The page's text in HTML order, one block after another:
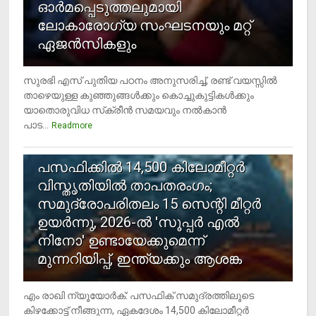
ഓര്‍മപ്പെടുത്തലുമായി
ലോകാരോഗ്യ സംഘടനയും മറ്റ്
ഏജന്‍സികളും
സുരഭി എസ് പുതിയ പഠനം അനുസരിച്ച്, രണ്ട് വയസ്സില്‍
താഴെയുള്ള കുഞ്ഞുങ്ങള്‍ക്കും കൊച്ചുകുട്ടികള്‍ക്കും
യാതൊരുവിധ സ്‌ക്രീന്‍ സമയവും നല്‍കാന്‍
പാട... Readmore
പസഫിക്കില്‍ 14,500 കിലോമീറ്റര്‍
വിസ്തൃതിയില്‍ താപതരംഗം;
സമുദ്രോപരിതലം 15 സെന്റി മീറ്റര്‍
ഉയര്‍ന്നു, 2026-ല്‍ 'സൂപ്പര്‍ എല്‍
നിനോ' ഉണ്ടായേക്കുമെന്ന്
മുന്നറിയിപ്പ്, ഇന്ത്യക്കും ആശങ്ക
എം രാഖി ന്യൂയോര്‍ക്: പസഫിക് സമുദ്രത്തിലൂടെ
കിഴക്കോട്ട് നീങ്ങുന്ന, ഏകദേശം 14,500 കിലോമീറ്റര്‍